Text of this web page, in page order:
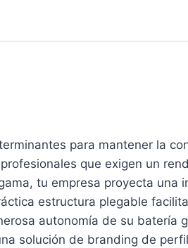
para mantener la
que exigen un
tu empresa proyecta
estructura plegable
autonomía de su batería
solución de branding de